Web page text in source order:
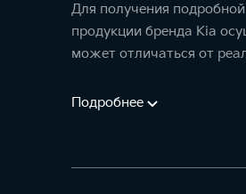
Для получения
продукции бренда Kia
может отличаться от
Подробнее